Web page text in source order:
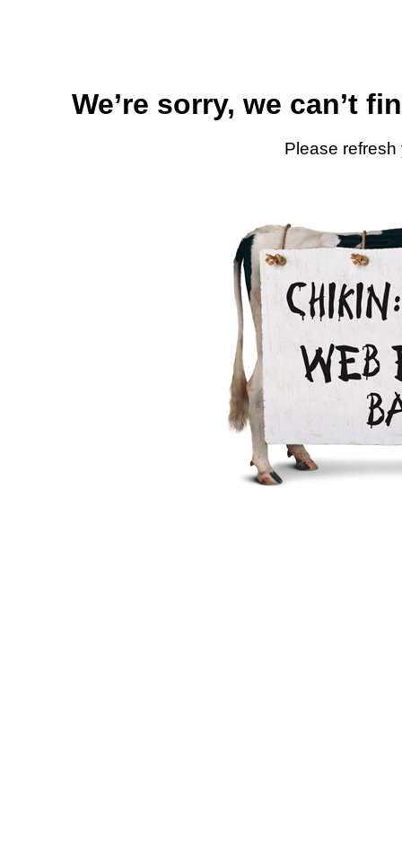
We’re sorry, we can’t
Please refresh